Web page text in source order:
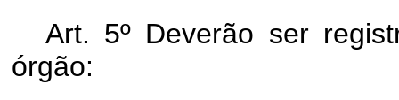
Art. 5º Deverão ser
órgão: